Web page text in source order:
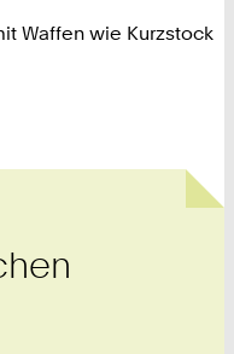
Waffen wie Kurzstock